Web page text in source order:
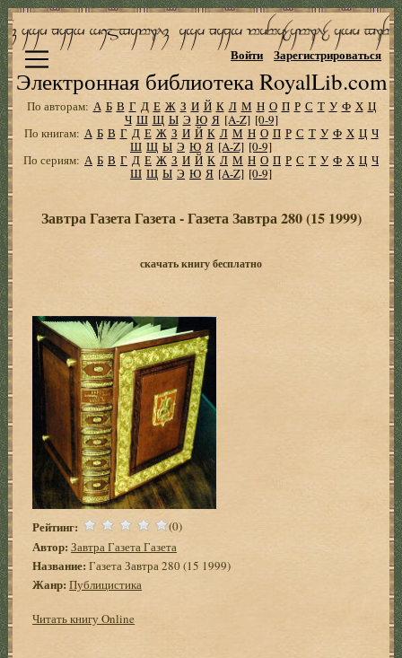
Электронная библиотека RoyalLib.com
Войти Зарегистрироваться
По авторам: А Б В Г Д Е Ж З И Й К Л М Н О П Р С Т У Ф Х Ц
Ч Ш Щ Ы Э Ю Я [A-Z] [0-9]
По книгам: А Б В Г Д Е Ж З И Й К Л М Н О П Р С Т У Ф Х Ц Ч
Ш Щ Ы Э Ю Я [A-Z] [0-9]
По сериям: А Б В Г Д Е Ж З И Й К Л М Н О П Р С Т У Ф Х Ц Ч
Ш Щ Ы Э Ю Я [A-Z] [0-9]
Завтра Газета Газета - Газета Завтра 280 (15 1999)
скачать книгу бесплатно
Рейтинг: (0)
Автор: Завтра Газета Газета
Название: Газета Завтра 280 (15 1999)
Жанр: Публицистика
Читать книгу Online